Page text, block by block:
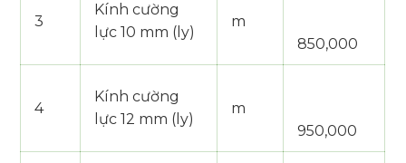
3
Kính cường
lực 10 mm (ly)
m
850,000
4
Kính cường
lực 12 mm (ly)
m
950,000